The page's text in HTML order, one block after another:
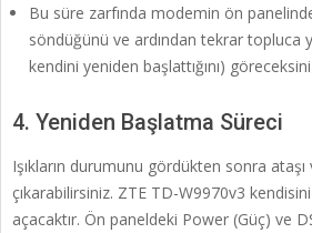
Bu süre zarfında modemin ön
söndüğünü ve ardından tekrar topluca
kendini yeniden başlattığını)
4. Yeniden Başlatma Süreci
Işıkların durumunu gördükten sonra
çıkarabilirsiniz. ZTE TD-W9970v3
açacaktır. Ön paneldeki Power (Güç) ve